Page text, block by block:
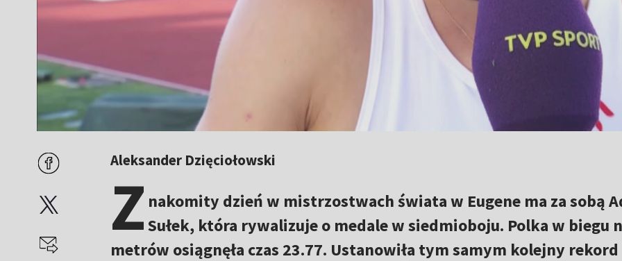
Aleksander Dzięciołowski
Z nakomity dzień w mistrzostwach świata w Eugene ma za sobą
Sułek, która rywalizuje o medale w siedmioboju. Polka w biegu
metrów osiągnęła czas 23.77. Ustanowiła tym samym kolejny rekord